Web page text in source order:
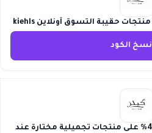
نسخ الكود
كوبون خصم كيلز يصل إلى 40% على منتجات تجميلية مختارة عند